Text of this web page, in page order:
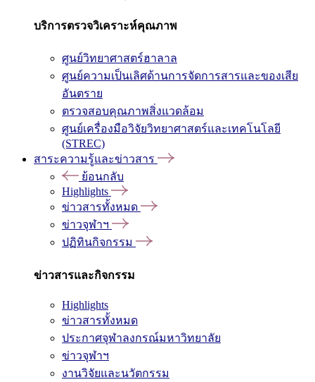
บริการตรวจวิเคราะห์คุณภาพ
ศูนย์วิทยาศาสตร์ฮาลาล
ศูนย์ความเป็นเลิศด้านการจัดการสารและของเสีย
อันตราย
ตรวจสอบคุณภาพสิ่งแวดล้อม
ศูนย์เครื่องมือวิจัยวิทยาศาสตร์และเทคโนโลยี
(STREC)
สาระความรู้และข่าวสาร
ย้อนกลับ
Highlights
ข่าวสารทั้งหมด
ข่าวจุฬาฯ
ปฏิทินกิจกรรม
ข่าวสารและกิจกรรม
Highlights
ข่าวสารทั้งหมด
ประกาศจุฬาลงกรณ์มหาวิทยาลัย
ข่าวจุฬาฯ
งานวิจัยและนวัตกรรม